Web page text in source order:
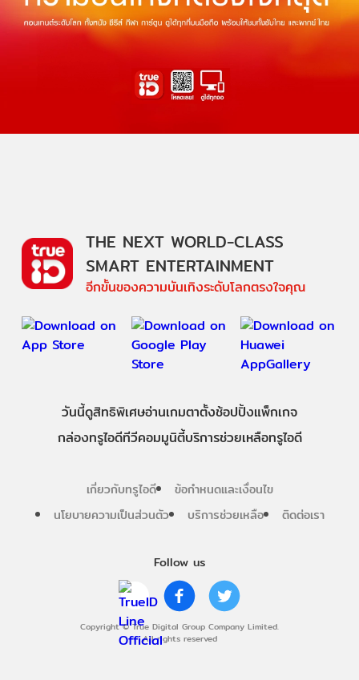
Follow us
Copyright © True Digital Group Company Limited.
All rights reserved
THE NEXT WORLD-CLASS
SMART ENTERTAINMENT
อีกขั้นของความบันเทิงระดับโลกตรงใจคุณ
วันนี้ดูสิทธิพิเศษอ่านเกมตาตั้งช้อปปิ้งแพ็กเกจ
กล่องทรูไอดีทีวีคอมมูนิตี้บริการช่วยเหลือทรูไอดี
เกี่ยวกับทรูไอดี
ข้อกำหนดและเงื่อนไข
นโยบายความเป็นส่วนตัว
บริการช่วยเหลือ ติดต่อเรา